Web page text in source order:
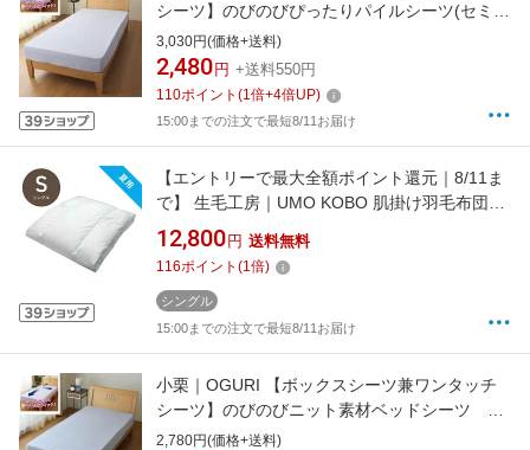
シーツ】のびのびぴったりパイルシーツ(セミシ
ングル/シングルサイズ兼用/サックス)
3,030円(価格+送料)
2,480 円 +送料550円
110ポイント (1倍+4倍UP)
15:00までの注文で最短8/11お届け
【エントリーで最大全額ポイント還元｜8/11ま
で】 生毛工房｜UMO KOBO 肌掛け羽毛布団
FUWD19B [シングル(150×210cm) /夏用 /ホワ
イトダックダウン85% /ブルー]
12,800 円 送料無料
116ポイント (1倍)
シングル
15:00までの注文で最短8/11お届け
小栗｜OGURI 【ボックスシーツ兼ワンタッチ
シーツ】のびのびニット素材ベッドシーツ シ
ングルサイズ SA MNS671091-76SA サックス
2,780円(価格+送料)